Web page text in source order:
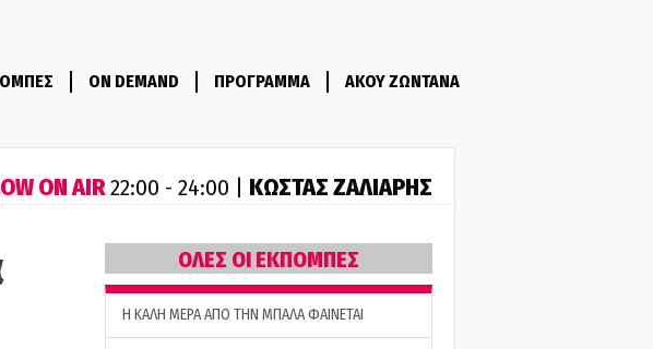
ON DEMAND ΠΡΟΓΡΑΜΜΑ ΑΚΟΥ ΖΩΝΤΑΝΑ
ON AIR22:00 - 24:00 | ΚΩΣΤΑΣ ΖΑΛΙΑΡΗΣ
ΟΛΕΣ ΟΙ ΕΚΠΟΜΠΕΣ
H ΚΑΛΗ ΜΕΡΑ ΑΠΟ ΤΗΝ ΜΠΑΛΑ ΦΑΙΝΕΤΑΙ